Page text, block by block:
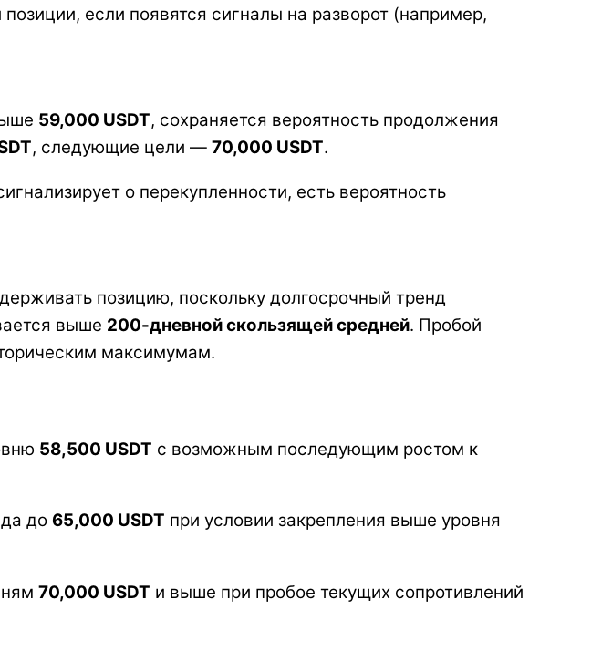
если появятся сигналы на разворот (например,
59,000 USDT, сохраняется вероятность продолжения
, следующие цели —70,000 USDT.
о перекупленности, есть вероятность
позицию, поскольку долгосрочный тренд
выше 200-дневной скользящей средней. Пробой
максимумам.
58,500 USDT с возможным последующим ростом к
до 65,000 USDT при условии закрепления выше уровня
70,000 USDT и выше при пробое текущих сопротивлений